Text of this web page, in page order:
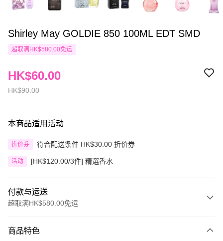
Shirley May GOLDIE 850 100ML EDT SMD
超取满HK$580.00免运
HK$90.00
HK$60.00
本商品适用活动
折价券 符合配送条件 HK$30.00 折价券
活动 [HK$120.00/3件] 精選香水
付款与运送
超取满HK$580.00免运
信用卡
商品特色